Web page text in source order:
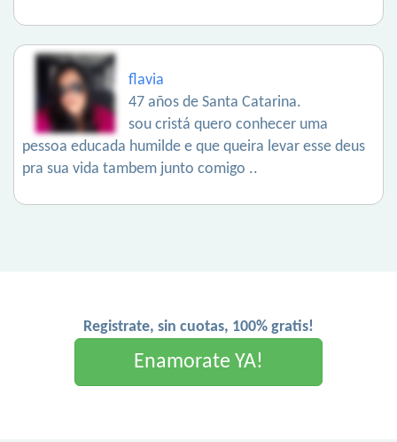
flavia
47 años de Santa Catarina.
sou cristá quero conhecer uma
pessoa educada humilde e que queira levar esse deus
pra sua vida tambem junto comigo ..
Registrate, sin cuotas, 100% gratis!
Enamorate YA!